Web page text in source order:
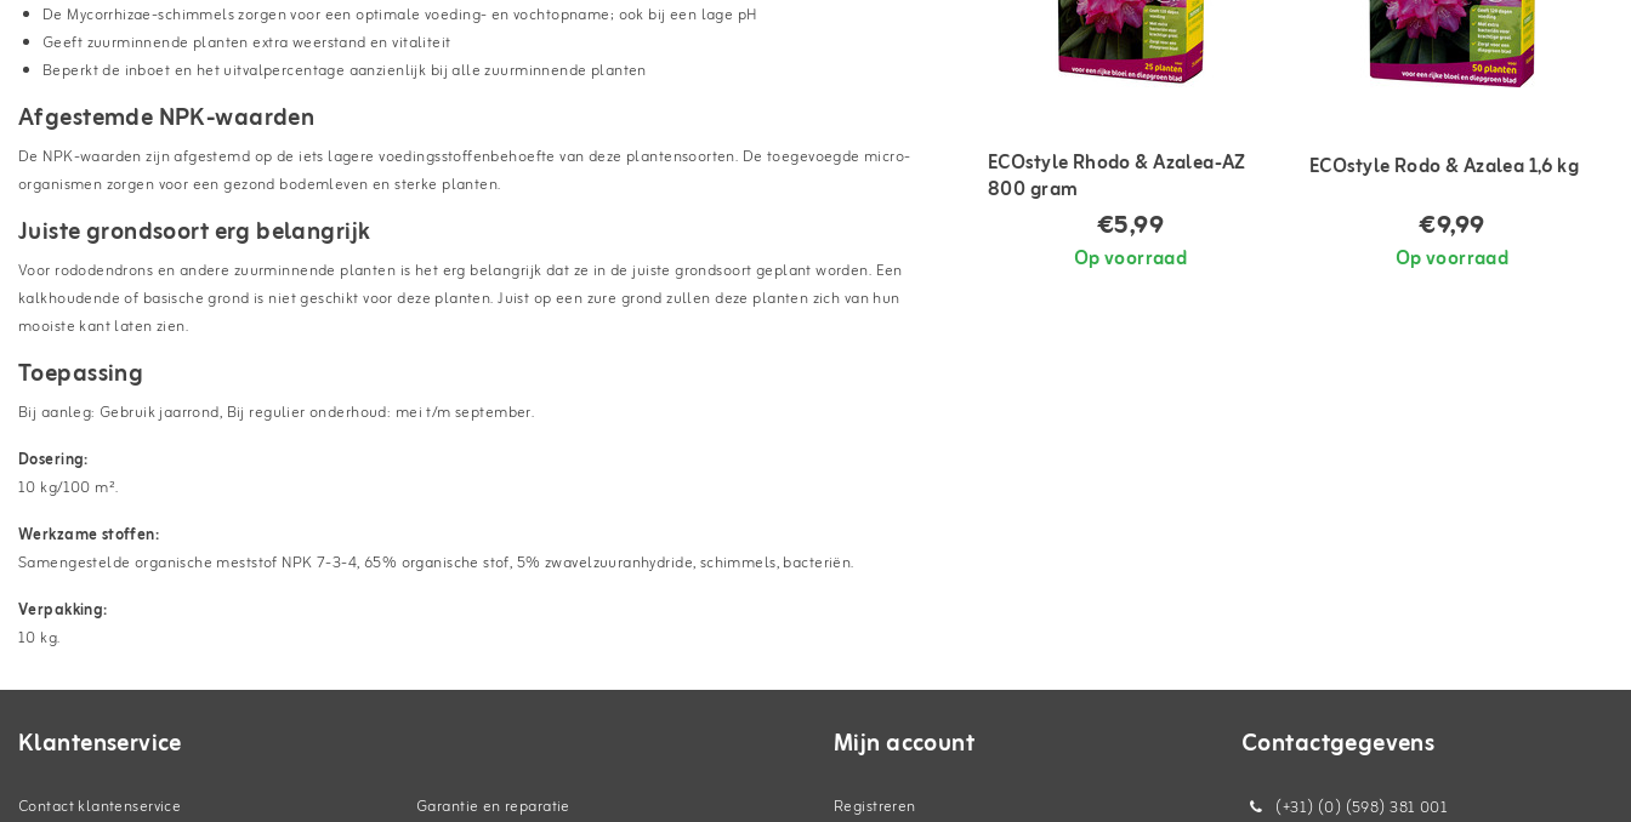
De Mycorrhizae-schimmels zorgen voor een optimale voeding- en vochtopname; ook bij een lage pH
Geeft zuurminnende planten extra weerstand en vitaliteit
Beperkt de inboet en het uitvalpercentage aanzienlijk bij alle zuurminnende planten
Afgestemde NPK-waarden
De NPK-waarden zijn afgestemd op de iets lagere voedingsstoffenbehoefte van deze plantensoorten. De toegevoegde micro-
organismen zorgen voor een gezond bodemleven en sterke planten.
Juiste grondsoort erg belangrijk
Voor rododendrons en andere zuurminnende planten is het erg belangrijk dat ze in de juiste grondsoort geplant worden. Een
kalkhoudende of basische grond is niet geschikt voor deze planten. Juist op een zure grond zullen deze planten zich van hun
mooiste kant laten zien.
Toepassing
Bij aanleg: Gebruik jaarrond, Bij regulier onderhoud: mei t/m september.
Dosering:
10 kg/100 m².
Werkzame stoffen:
Samengestelde organische meststof NPK 7-3-4, 65% organische stof, 5% zwavelzuuranhydride, schimmels, bacteriën.
Verpakking:
10 kg.
ECOstyle Rhodo & Azalea-AZ
800 gram
€5,99
Op voorraad
ECOstyle Rodo & Azalea 1,6 kg
€9,99
Op voorraad
Klantenservice
Contact klantenservice
Garantie en reparatie
Mijn account
Registreren
Contactgegevens
(+31) (0) (598) 381 001